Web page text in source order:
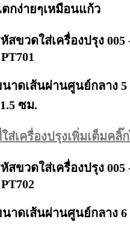
กง่ายๆเหมือนแก้ว
สขวดใส่เครื่องปรุง 005
าดเส้นผ่านศูนย์กลาง
ซม.
ส่เครื่องปรุงเพิ่มเต็มคลิ๊
สขวดใส่เครื่องปรุง 005
าดเส้นผ่านศูนย์กลาง